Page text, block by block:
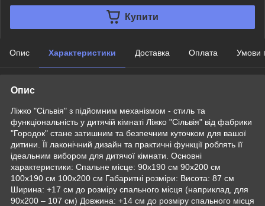
Купити
Опис Характеристики Доставка Оплата Умови
Опис
Ліжко "Сільвія" з підйомним механізмом - стиль та
функціональність у дитячій кімнаті Ліжко "Сільвія" від фабрики
"Городок" стане затишним та безпечним куточком для вашої
дитини. Її лаконічний дизайн та практичні функції роблять її
ідеальним вибором для дитячої кімнати. Основні
характеристики: Спальне місце: 90x190 см 90x200 см
100x190 см 100x200 см Габаритні розміри: Висота: 87 см
Ширина: +17 см до розміру спального місця (наприклад, для
90x200 – 107 см) Довжина: +14 см до розміру спального місця